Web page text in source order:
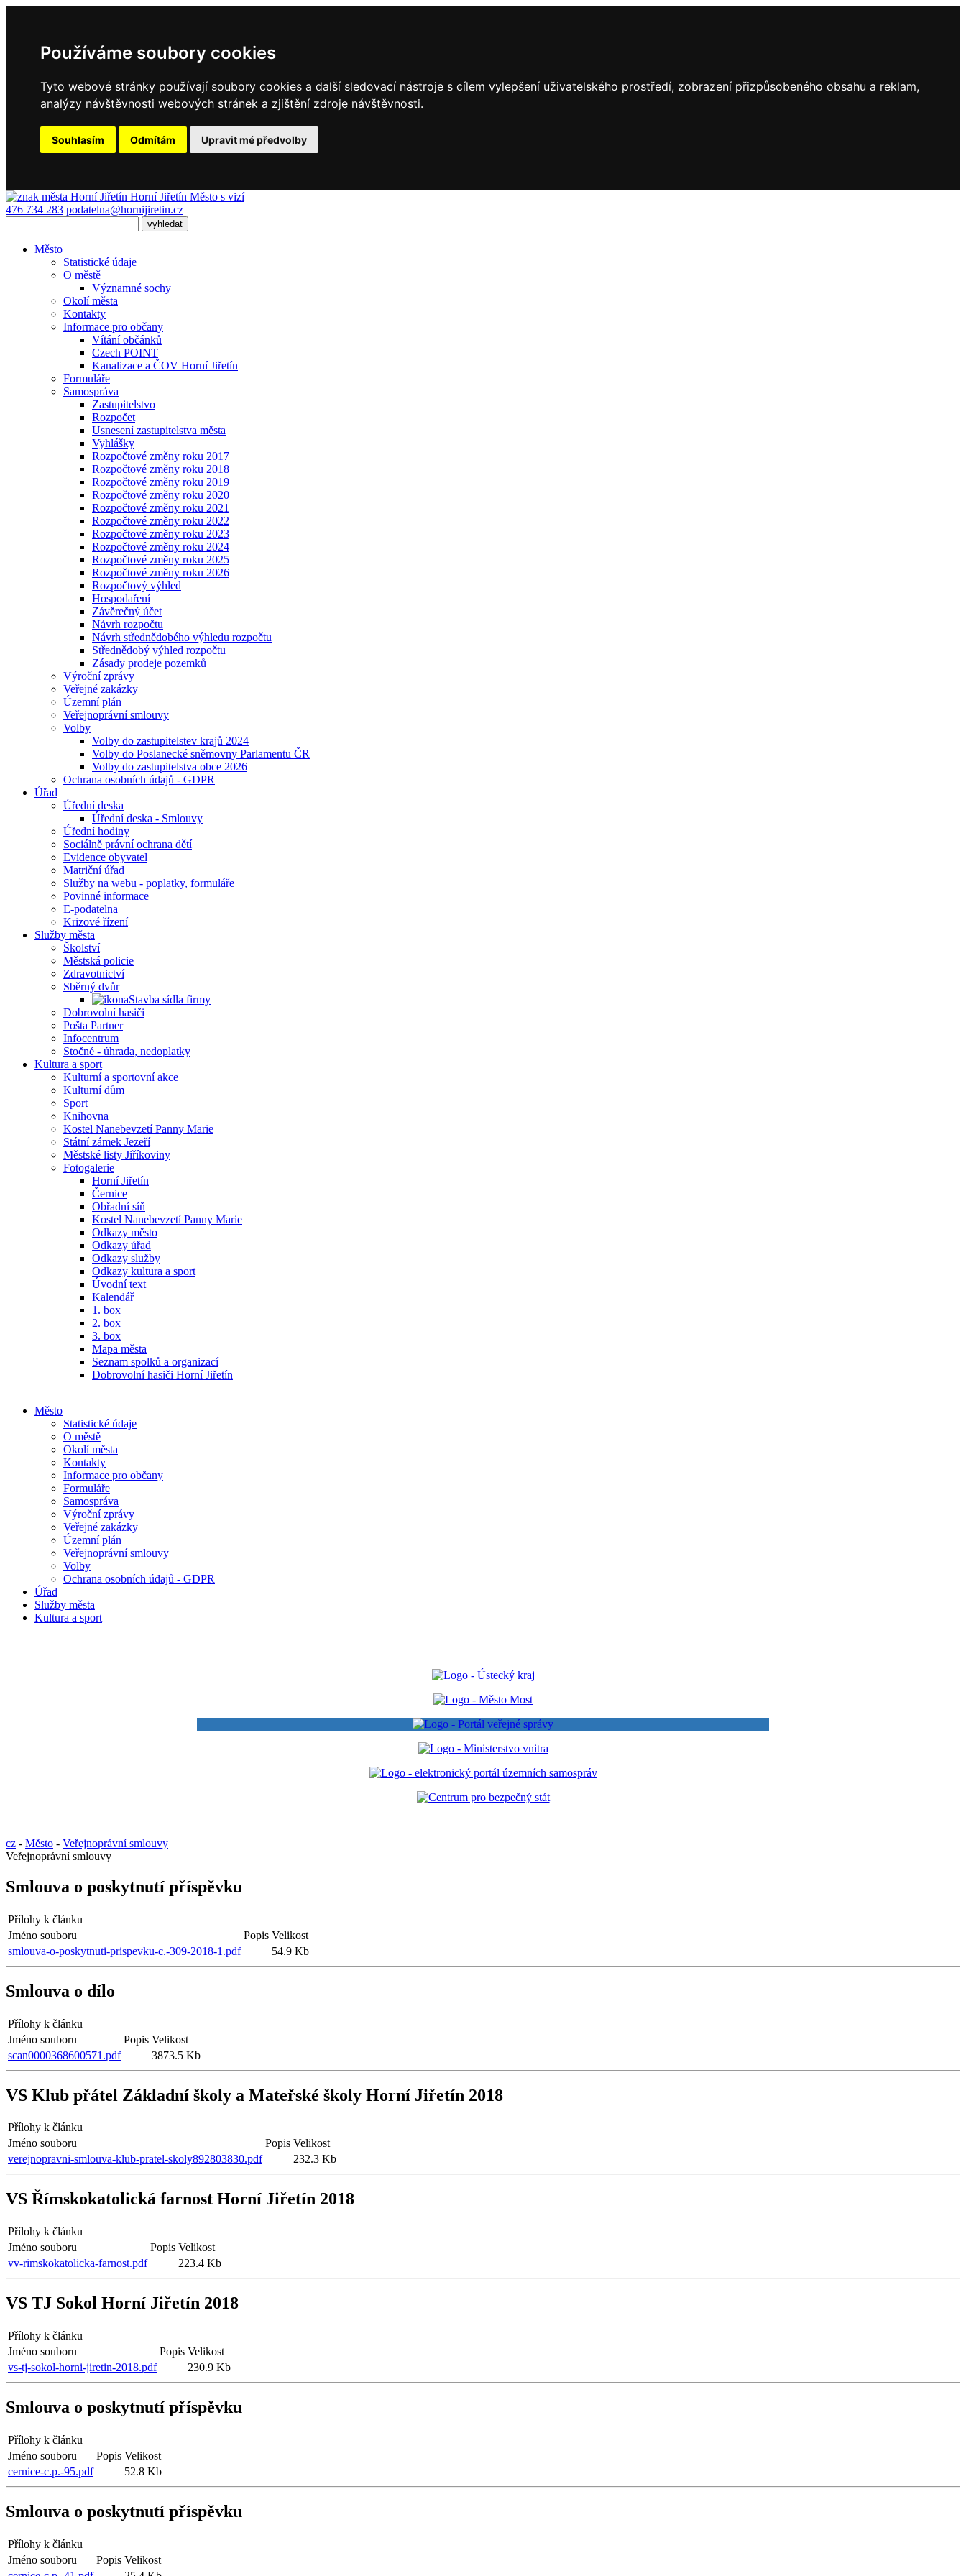
Používáme soubory cookies
Tyto webové stránky používají soubory cookies a další sledovací nástroje s cílem vylepšení uživatelského prostředí, zobrazení přizpůsobeného obsahu a reklam,
analýzy návštěvnosti webových stránek a zjištění zdroje návštěvnosti.
Souhlasím Odmítám Upravit mé předvolby
Horní Jiřetín Město s vizí
476 734 283 podatelna@hornijiretin.cz
Město
Statistické údaje
O městě
Významné sochy
Okolí města
Kontakty
Informace pro občany
Vítání občánků
Czech POINT
Kanalizace a ČOV Horní Jiřetín
Formuláře
Samospráva
Zastupitelstvo
Rozpočet
Usnesení zastupitelstva města
Vyhlášky
Rozpočtové změny roku 2017
Rozpočtové změny roku 2018
Rozpočtové změny roku 2019
Rozpočtové změny roku 2020
Rozpočtové změny roku 2021
Rozpočtové změny roku 2022
Rozpočtové změny roku 2023
Rozpočtové změny roku 2024
Rozpočtové změny roku 2025
Rozpočtové změny roku 2026
Rozpočtový výhled
Hospodaření
Závěrečný účet
Návrh rozpočtu
Návrh střednědobého výhledu rozpočtu
Střednědobý výhled rozpočtu
Zásady prodeje pozemků
Výroční zprávy
Veřejné zakázky
Územní plán
Veřejnoprávní smlouvy
Volby
Volby do zastupitelstev krajů 2024
Volby do Poslanecké sněmovny Parlamentu ČR
Volby do zastupitelstva obce 2026
Ochrana osobních údajů - GDPR
Úřad
Úřední deska
Úřední deska - Smlouvy
Úřední hodiny
Sociálně právní ochrana dětí
Evidence obyvatel
Matriční úřad
Služby na webu - poplatky, formuláře
Povinné informace
E-podatelna
Krizové řízení
Služby města
Školství
Městská policie
Zdravotnictví
Sběrný dvůr
Stavba sídla firmy
Dobrovolní hasiči
Pošta Partner
Infocentrum
Stočné - úhrada, nedoplatky
Kultura a sport
Kulturní a sportovní akce
Kulturní dům
Sport
Knihovna
Kostel Nanebevzetí Panny Marie
Státní zámek Jezeří
Městské listy Jiříkoviny
Fotogalerie
Horní Jiřetín
Černice
Obřadní síň
Kostel Nanebevzetí Panny Marie
Odkazy město
Odkazy úřad
Odkazy služby
Odkazy kultura a sport
Úvodní text
Kalendář
1. box
2. box
3. box
Mapa města
Seznam spolků a organizací
Dobrovolní hasiči Horní Jiřetín
Město
Statistické údaje
O městě
Okolí města
Kontakty
Informace pro občany
Formuláře
Samospráva
Výroční zprávy
Veřejné zakázky
Územní plán
Veřejnoprávní smlouvy
Volby
Ochrana osobních údajů - GDPR
Úřad
Služby města
Kultura a sport
cz - Město - Veřejnoprávní smlouvy
Veřejnoprávní smlouvy
Smlouva o poskytnutí příspěvku
Přílohy k článku
Jméno souboru
Popis Velikost
smlouva-o-poskytnuti-prispevku-c.-309-2018-1.pdf
54.9 Kb
Smlouva o dílo
Přílohy k článku
Jméno souboru
Popis Velikost
scan0000368600571.pdf
3873.5 Kb
VS Klub přátel Základní školy a Mateřské školy Horní Jiřetín 2018
Přílohy k článku
Jméno souboru
Popis Velikost
verejnopravni-smlouva-klub-pratel-skoly892803830.pdf
232.3 Kb
VS Římskokatolická farnost Horní Jiřetín 2018
Přílohy k článku
Jméno souboru
Popis Velikost
vv-rimskokatolicka-farnost.pdf
223.4 Kb
VS TJ Sokol Horní Jiřetín 2018
Přílohy k článku
Jméno souboru
Popis Velikost
vs-tj-sokol-horni-jiretin-2018.pdf
230.9 Kb
Smlouva o poskytnutí příspěvku
Přílohy k článku
Jméno souboru
Popis Velikost
cernice-c.p.-95.pdf
52.8 Kb
Smlouva o poskytnutí příspěvku
Přílohy k článku
Jméno souboru
Popis Velikost